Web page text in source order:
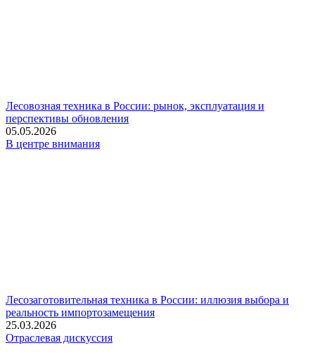
Лесовозная техника в России: рынок, эксплуатация и
перспективы обновления
05.05.2026
В центре внимания
Лесозаготовительная техника в России: иллюзия выбора и
реальность импортозамещения
25.03.2026
Отраслевая дискуссия